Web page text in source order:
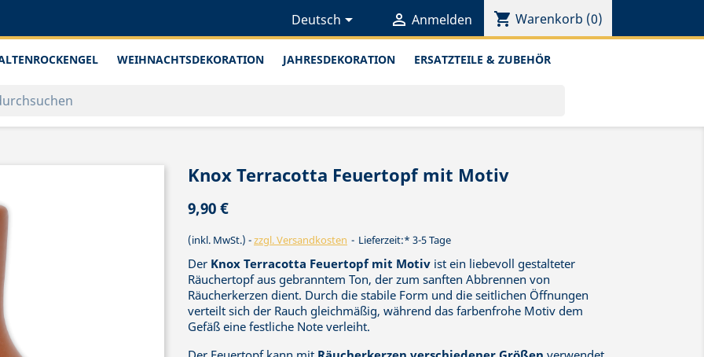
Deutsch  Anmelden shopping_cart Warenkorb (0)
WEIHNACHTSDEKORATION JAHRESDEKORATION ERSATZTEILE & ZUBEHÖR
Knox Terracotta Feuertopf mit Motiv
9,90 €
(inkl. MwSt.) zzgl. Versandkosten Lieferzeit:* 3-5 Tage
Der Knox Terracotta Feuertopf mit Motiv ist ein liebevoll gestalteter
Räuchertopf aus gebranntem Ton, der zum sanften Abbrennen von
Räucherkerzen dient. Durch die stabile Form und die seitlichen Öffnungen
verteilt sich der Rauch gleichmäßig, während das farbenfrohe Motiv dem
Gefäß eine festliche Note verleiht.